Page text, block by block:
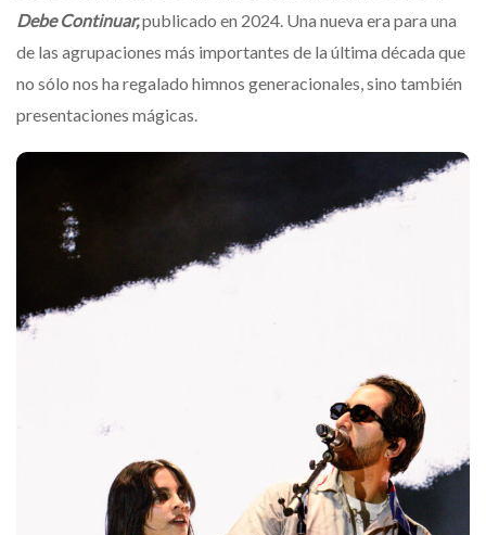
Debe Continuar,publicado en 2024. Una nueva era para una
de las agrupaciones más importantes de la última década que
no sólo nos ha regalado himnos generacionales, sino también
presentaciones mágicas.